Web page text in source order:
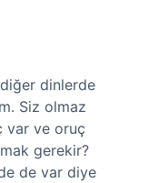
dinlerde
Siz olmaz
var ve oruç
gerekir?
de var diye